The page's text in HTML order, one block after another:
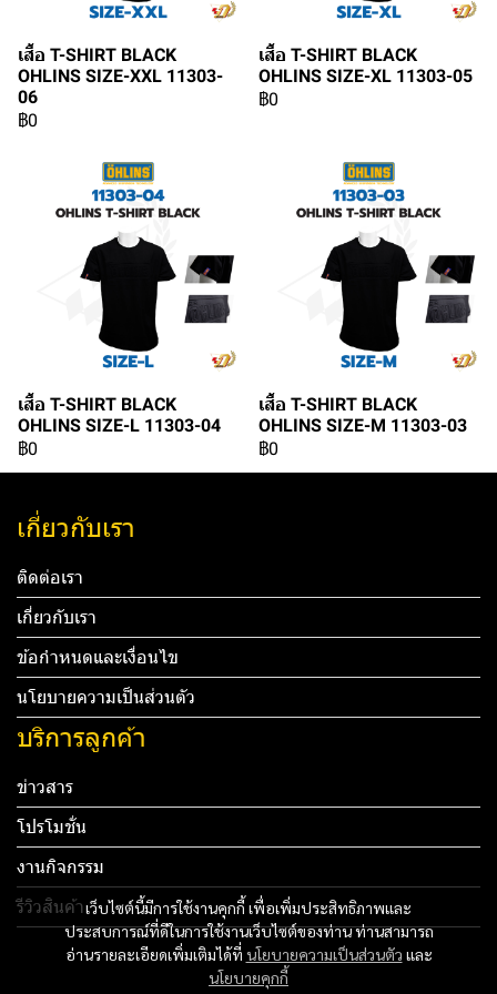
เสื้อ T-SHIRT BLACK
OHLINS SIZE-XXL 11303-
06
฿0
เสื้อ T-SHIRT BLACK
OHLINS SIZE-XL 11303-05
฿0
เสื้อ T-SHIRT BLACK
OHLINS SIZE-L 11303-04
฿0
เสื้อ T-SHIRT BLACK
OHLINS SIZE-M 11303-03
฿0
เว็บไซต์นี้มีการใช้งานคุกกี้ เพื่อเพิ่มประสิทธิภาพและ
ประสบการณ์ที่ดีในการใช้งานเว็บไซต์ของท่าน ท่านสามารถ
อ่านรายละเอียดเพิ่มเติมได้ที่ นโยบายความเป็นส่วนตัว และ
นโยบายคุกกี้
เกี่ยวกับเรา
ติดต่อเรา
เกี่ยวกับเรา
ข้อกำหนดและเงื่อนไข
นโยบายความเป็นส่วนตัว
บริการลูกค้า
ข่าวสาร
โปรโมชั่น
งานกิจกรรม
รีวิวสินค้า
Tel: 012 345 67890 Email: mail@yourdomain.com